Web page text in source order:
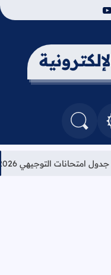
youtube
بين الوضع النهاري والداكن
البحث في المدونة